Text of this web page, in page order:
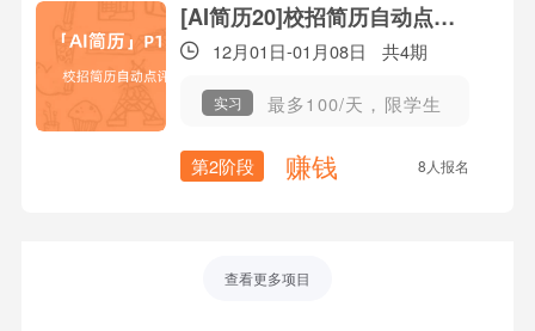
[AI简历20]校招简历自动点评(P2)
12月01日-01月08日 共4期
实习 最多100/天，限学生
第2阶段 赚钱 8人报名
查看更多项目